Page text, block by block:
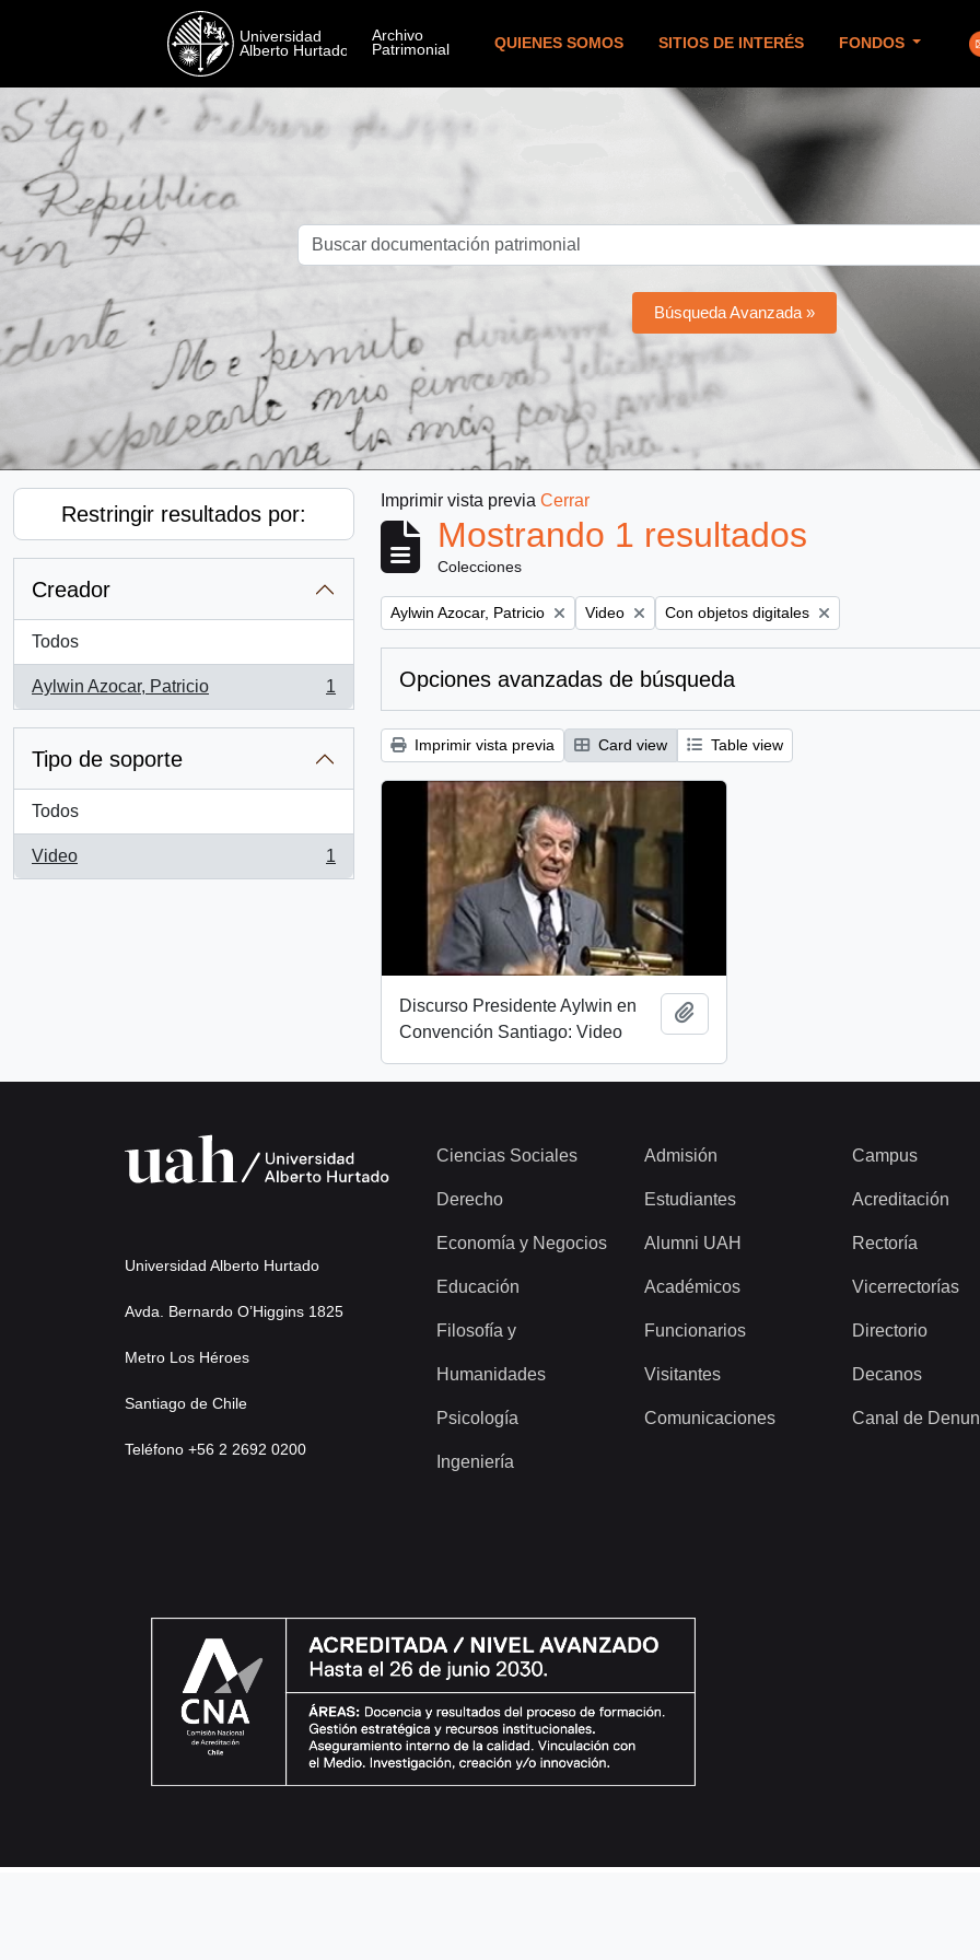
QUIENES SOMOS SITIOS DE INTERÉS FONDOS
Búsqueda Avanzada »
Restringir resultados por:
Creador
Todos
Aylwin Azocar, Patricio
, 1 resultados
1
Tipo de soporte
Todos
Video
, 1 resultados
1
Imprimir vista previa Cerrar
Mostrando 1 resultados
Colecciones
Remove filter:
Aylwin Azocar, Patricio Remove filter:
Video Remove filter:
Con objetos digitales
Opciones avanzadas de búsqueda
Imprimir vista previa Card view Table view
Discurso Presidente Aylwin en
Convención Santiago: Video
Universidad Alberto Hurtado
Avda. Bernardo O’Higgins 1825
Metro Los Héroes
Santiago de Chile
Teléfono +56 2 2692 0200
Ciencias Sociales
Derecho
Economía y Negocios
Educación
Filosofía y
Humanidades
Psicología
Ingeniería
Admisión
Estudiantes
Alumni UAH
Académicos
Funcionarios
Visitantes
Comunicaciones
Campus
Acreditación
Rectoría
Vicerrectorías
Directorio
Decanos
Canal de